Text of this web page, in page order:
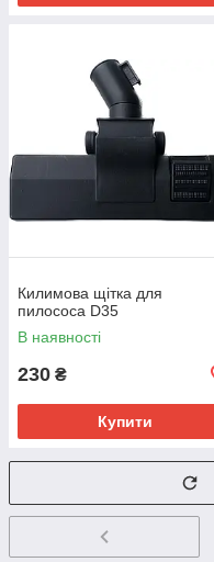
Килимова щітка для
пилососа D35
В наявності
230 ₴
Купити